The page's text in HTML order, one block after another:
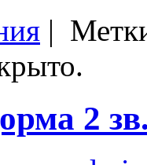
|
2